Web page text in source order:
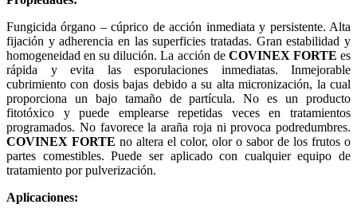
Fungicida órgano – cúprico de acción inmediata y persistente. Alta
fijación y adherencia en las superficies tratadas. Gran estabilidad y
homogeneidad en su dilución. La acción de COVINEX FORTE es
rápida y evita las esporulaciones inmediatas. Inmejorable
cubrimiento con dosis bajas debido a su alta micronización, la cual
proporciona un bajo tamaño de partícula. No es un producto
fitotóxico y puede emplearse repetidas veces en tratamientos
programados. No favorece la araña roja ni provoca podredumbres.
COVINEX FORTE no altera el color, olor o sabor de los frutos o
partes comestibles. Puede ser aplicado con cualquier equipo de
tratamiento por pulverización.
Aplicaciones: